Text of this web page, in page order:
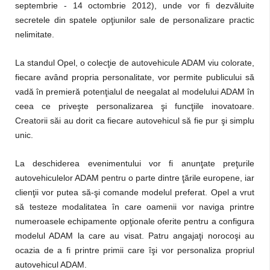
septembrie - 14 octombrie 2012), unde vor fi dezvăluite
secretele din spatele opţiunilor sale de personalizare practic
nelimitate.
La standul Opel, o colecţie de autovehicule ADAM viu colorate,
fiecare având propria personalitate, vor permite publicului să
vadă în premieră potenţialul de neegalat al modelului ADAM în
ceea ce priveşte personalizarea şi funcţiile inovatoare.
Creatorii săi au dorit ca fiecare autovehicul să fie pur şi simplu
unic.
La deschiderea evenimentului vor fi anunţate preţurile
autovehiculelor ADAM pentru o parte dintre ţările europene, iar
clienţii vor putea să-şi comande modelul preferat. Opel a vrut
să testeze modalitatea în care oamenii vor naviga printre
numeroasele echipamente opţionale oferite pentru a configura
modelul ADAM la care au visat. Patru angajaţi norocoşi au
ocazia de a fi printre primii care îşi vor personaliza propriul
autovehicul ADAM.